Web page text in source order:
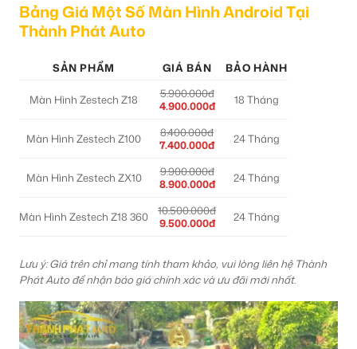
Bảng Giá Một Số Màn Hình Android Tại
Thành Phát Auto
SẢN PHẨM GIÁ BÁN BẢO HÀNH
Màn Hình Zestech Z18
5.900.000đ
4.900.000đ
18 Tháng
Màn Hình Zestech Z100
8.400.000đ
7.400.000đ
24 Tháng
Màn Hình Zestech ZX10
9.900.000đ
8.900.000đ
24 Tháng
Màn Hình Zestech Z18 360
10.500.000đ
9.500.000đ
24 Tháng
Lưu ý: Giá trên chỉ mang tính tham khảo, vui lòng liên hệ Thành
Phát Auto để nhận báo giá chính xác và ưu đãi mới nhất.